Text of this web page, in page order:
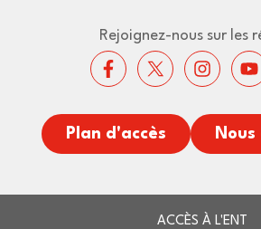
Rejoignez-nous sur les
Plan d'accès
ACCÈS À L'ENT